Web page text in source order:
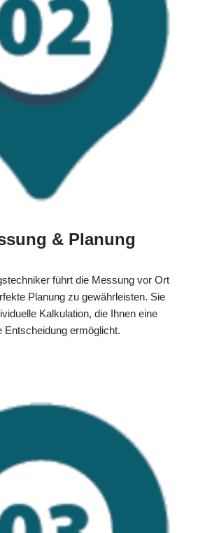
& Planung
führt die Messung vor Ort
Planung zu gewährleisten. Sie
Kalkulation, die Ihnen eine
Entscheidung ermöglicht.